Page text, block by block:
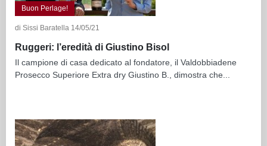
Buon Perlage!
di Sissi Baratella 14/05/21
Ruggeri: l’eredità di Giustino Bisol
Il campione di casa dedicato al fondatore, il Valdobbiadene
Prosecco Superiore Extra dry Giustino B., dimostra che...